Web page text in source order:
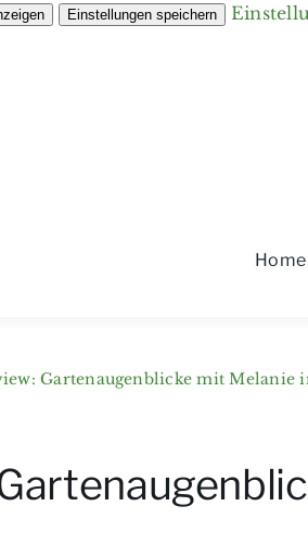
Einstellungen speichern
Home
Gartenaugenblicke mit Melanie